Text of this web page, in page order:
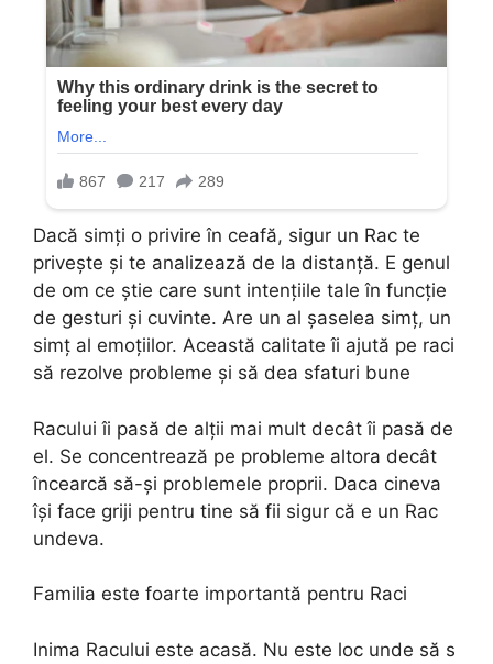
Dacă simți o privire în ceafă, sigur un Rac te
privește și te analizează de la distanță. E genul
de om ce știe care sunt intențiile tale în funcție
de gesturi și cuvinte. Are un al șaselea simț, un
simț al emoțiilor. Această calitate îi ajută pe raci
să rezolve probleme și să dea sfaturi bune
Racului îi pasă de alții mai mult decât îi pasă de
el. Se concentrează pe probleme altora decât
încearcă să-și problemele proprii. Daca cineva
își face griji pentru tine să fii sigur că e un Rac
undeva.
Familia este foarte importantă pentru Raci
Inima Racului este acasă. Nu este loc unde să s